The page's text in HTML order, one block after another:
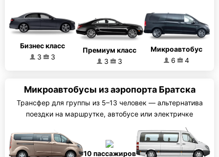
Бизнес класс
3
3
Премиум класс
3
3
Микроавтобус
6
4
Микроавтобусы из аэропорта Братска
Трансфер для группы из 5–13 человек — альтернатива
поездки на маршрутке, автобусе или электричке
10 пассажиров